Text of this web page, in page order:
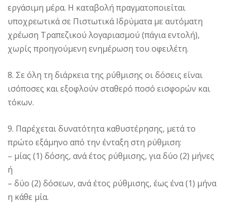
εργάσιμη μέρα. Η καταβολή πραγματοποιείται
υποχρεωτικά σε Πιστωτικά Ιδρύματα με αυτόματη
χρέωση Τραπεζικού λογαριασμού (πάγια εντολή),
χωρίς προηγούμενη ενημέρωση του οφειλέτη.
8. Σε όλη τη διάρκεια της ρύθμισης οι δόσεις είναι
ισόποσες και εξοφλούν σταθερό ποσό εισφορών και
τόκων.
9. Παρέχεται δυνατότητα καθυστέρησης, μετά το
πρώτο εξάμηνο από την ένταξη στη ρύθμιση:
– μίας (1) δόσης, ανά έτος ρύθμισης, για δύο (2) μήνες
ή
– δύο (2) δόσεων, ανά έτος ρύθμισης, έως ένα (1) μήνα
η κάθε μία.